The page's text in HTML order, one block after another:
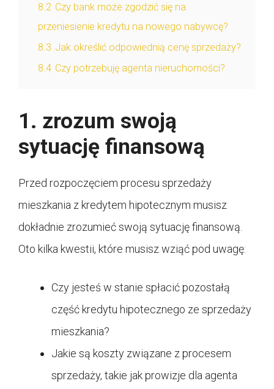
8.2 Czy bank może zgodzić się na
przeniesienie kredytu na nowego nabywcę?
8.3 Jak określić odpowiednią cenę sprzedaży?
8.4 Czy potrzebuję agenta nieruchomości?
1. zrozum swoją
sytuację finansową
Przed rozpoczęciem procesu sprzedaży
mieszkania z kredytem hipotecznym musisz
dokładnie zrozumieć swoją sytuację finansową.
Oto kilka kwestii, które musisz wziąć pod uwagę:
Czy jesteś w stanie spłacić pozostałą
część kredytu hipotecznego ze sprzedaży
mieszkania?
Jakie są koszty związane z procesem
sprzedaży, takie jak prowizje dla agenta